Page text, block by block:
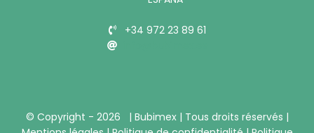
+34 972 23 89 61
© Copyright - 2026 | Bubimex | Tous droits réservés |